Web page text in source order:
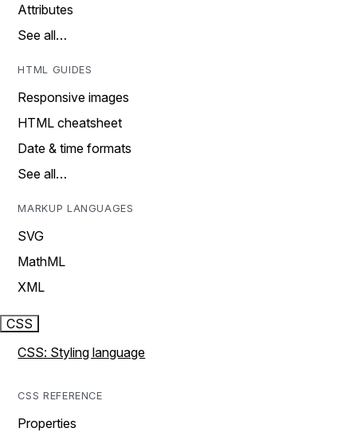
Attributes
See all…
HTML GUIDES
Responsive images
HTML cheatsheet
Date & time formats
See all…
MARKUP LANGUAGES
SVG
MathML
XML
CSS
CSS: Styling language
CSS REFERENCE
Properties